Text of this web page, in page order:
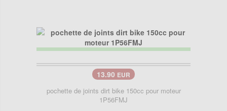
13.90 EUR
pochette de joints dirt bike 150cc pour moteur
1P56FMJ